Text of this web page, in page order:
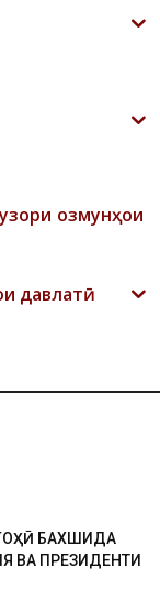
озмунҳои
давлатӣ
БАХШИДА
ВА ПРЕЗИДЕНТИ